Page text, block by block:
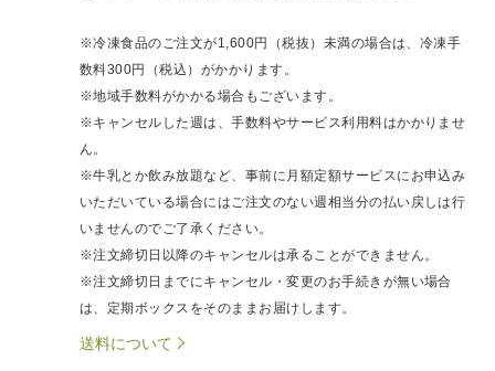
※冷凍食品のご注文が1,600円（税抜）未満の場合は、冷凍手
数料300円（税込）がかかります。
※地域手数料がかかる場合もございます。
※キャンセルした週は、手数料やサービス利用料はかかりませ
ん。
※牛乳とか飲み放題など、事前に月額定額サービスにお申込み
いただいている場合にはご注文のない週相当分の払い戻しは行
いませんのでご了承ください。
※注文締切日以降のキャンセルは承ることができません。
※注文締切日までにキャンセル・変更のお手続きが無い場合
は、定期ボックスをそのままお届けします。
送料について